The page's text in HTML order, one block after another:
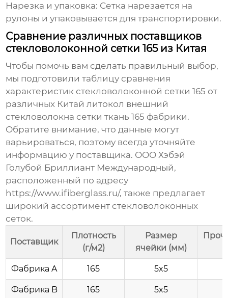
Нарезка и упаковка: Сетка нарезается на
рулоны и упаковывается для транспортировки.
Сравнение различных поставщиков
стекловолоконной сетки 165 из Китая
Чтобы помочь вам сделать правильный выбор,
мы подготовили таблицу сравнения
характеристик стекловолоконной сетки 165 от
различных Китай литокол внешний
стекловолокна сетки ткань 165 фабрики.
Обратите внимание, что данные могут
варьироваться, поэтому всегда уточняйте
информацию у поставщика. ООО Хэбэй
Голубой Бриллиант Международный,
расположенный по адресу
https://www.ifiberglass.ru/, также предлагает
широкий ассортимент стекловолоконных
сеток.
Поставщик
Плотность
(г/м2)
Размер
ячейки (мм)
Фабрика A 165 5x5
Фабрика B 165 5x5